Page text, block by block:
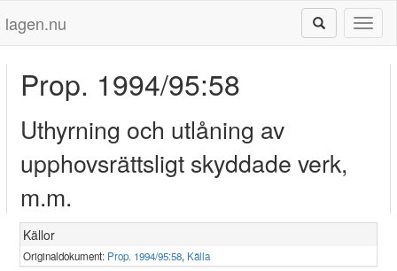
lagen.nu
Prop. 1994/95:58
Uthyrning och utlåning av
upphovsrättsligt skyddade verk,
m.m.
Källor
Originaldokument: Prop. 1994/95:58, Källa